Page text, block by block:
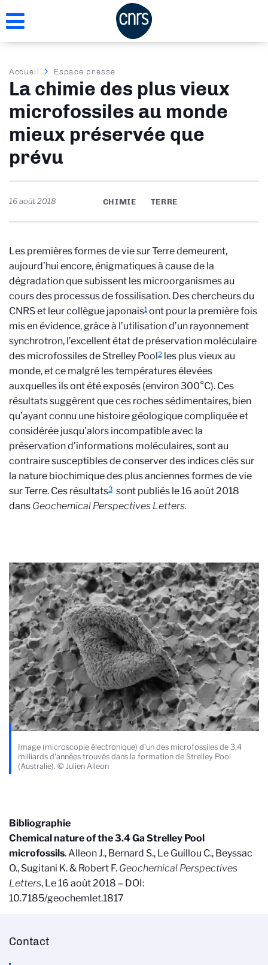
au
Fil
d'Ariane
Accueil Espace presse
La chimie des plus vieux
microfossiles au monde
mieux préservée que
prévu
16 août 2018 CHIMIE TERRE
Les premières formes de vie sur Terre demeurent,
aujourd’hui encore, énigmatiques à cause de la
dégradation que subissent les microorganismes au
cours des processus de fossilisation. Des chercheurs du
CNRS et leur collègue japonais1 ont pour la première fois
mis en évidence, grâce à l’utilisation d’un rayonnement
synchrotron, l’excellent état de préservation moléculaire
des microfossiles de Strelley Pool2 les plus vieux au
monde, et ce malgré les températures élevées
auxquelles ils ont été exposés (environ 300°C). Ces
résultats suggèrent que ces roches sédimentaires, bien
qu’ayant connu une histoire géologique compliquée et
considérée jusqu’alors incompatible avec la
préservation d’informations moléculaires, sont au
contraire susceptibles de conserver des indices clés sur
la nature biochimique des plus anciennes formes de vie
sur Terre. Ces résultats3 sont publiés le 16 août 2018
dans Geochemical Perspectives Letters.
Image (microscopie électronique) d’un des microfossiles de 3,4
milliards d'années trouvés dans la formation de Strelley Pool
(Australie). © Julien Alleon
Bibliographie
Chemical nature of the 3.4 Ga Strelley Pool
microfossils.Alleon J., Bernard S., Le Guillou C., Beyssac
O., Sugitani K. & Robert F. Geochemical Perspectives
Letters, Le 16 août 2018 – DOI:
10.7185/geochemlet.1817
Contact